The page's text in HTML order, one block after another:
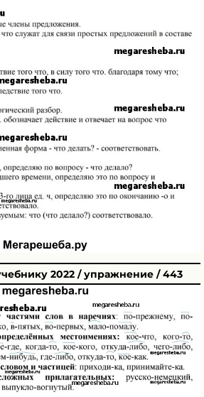
2022 / упражнение / 443